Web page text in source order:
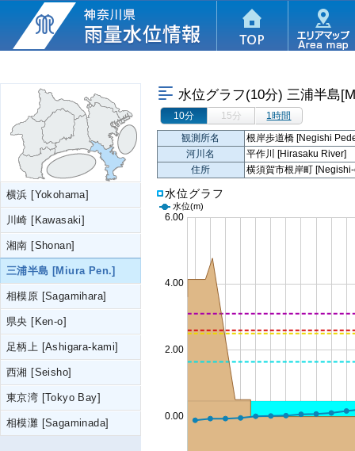
横浜 [Yokohama]
川崎 [Kawasaki]
湘南 [Shonan]
三浦半島 [Miura Pen.]
相模原 [Sagamihara]
県央 [Ken-o]
足柄上 [Ashigara-kami]
西湘 [Seisho]
東京湾 [Tokyo Bay]
相模灘 [Sagaminada]
水位グラフ(10分) 三浦半島
10分 15分
1時間
観測所名
根岸歩道橋 [Negishi
河川名
平作川 [Hirasaku River]
住所
横須賀市根岸町
水位グラフ
水位(m)